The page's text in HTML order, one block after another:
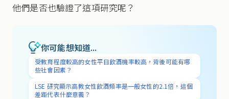
他們是否也驗證了這項研究呢？
你可能想知道...
受教育程度較高的女性平日飲酒機率較高，背後可能有哪
些社會因素？
LSE 研究顯示高教女性飲酒頻率是一般女性的2.1倍，這個
差距代表什麼意義？